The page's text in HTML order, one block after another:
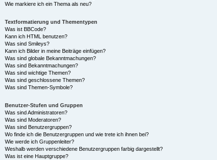
Wie markiere ich ein Thema als neu?
Textformatierung und Thementypen
Was ist BBCode?
Kann ich HTML benutzen?
Was sind Smileys?
Kann ich Bilder in meine Beiträge einfügen?
Was sind globale Bekanntmachungen?
Was sind Bekanntmachungen?
Was sind wichtige Themen?
Was sind geschlossene Themen?
Was sind Themen-Symbole?
Benutzer-Stufen und Gruppen
Was sind Administratoren?
Was sind Moderatoren?
Was sind Benutzergruppen?
Wo finde ich die Benutzergruppen und wie trete ich ihnen bei?
Wie werde ich Gruppenleiter?
Weshalb werden verschiedene Benutzergruppen farbig dargestellt?
Was ist eine Hauptgruppe?